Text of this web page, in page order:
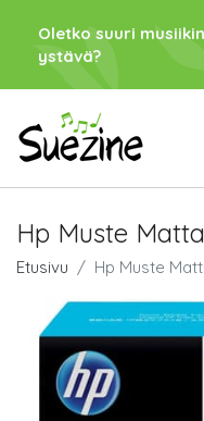
Oletko suuri musiikin
ystävä?
Hp Muste
Etusivu Hp Muste